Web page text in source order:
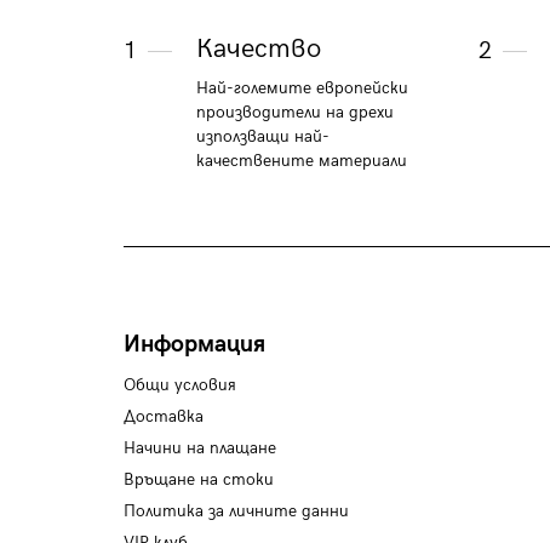
1 Качество
Най-големите европейски
производители на дрехи
използващи най-
качествените материали
2
Информация
Общи условия
Доставка
Начини на плащане
Връщане на стоки
Политика за личните данни